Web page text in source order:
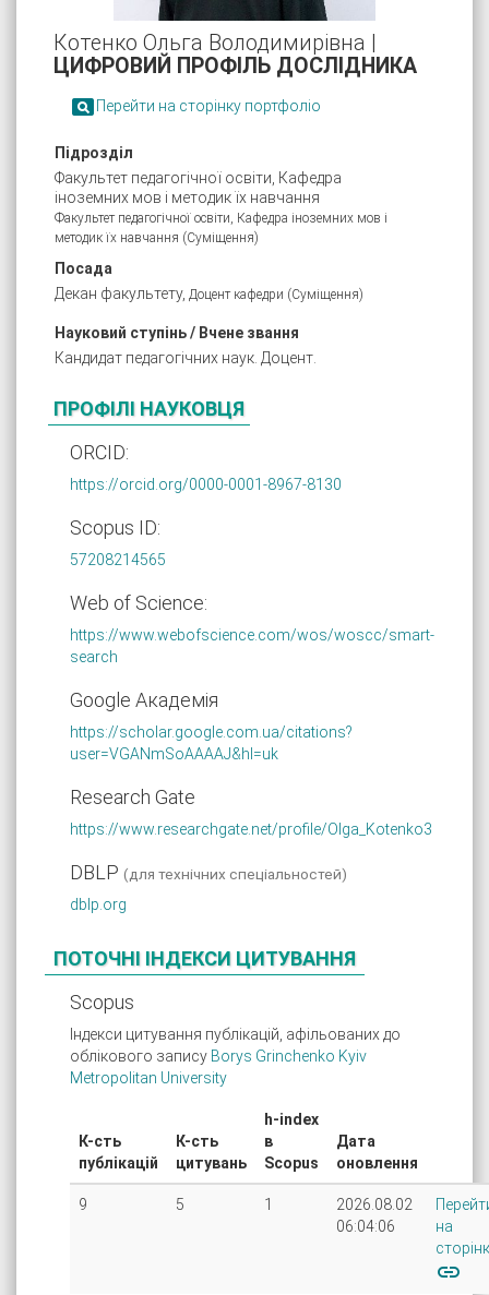
Котенко Ольга Володимирівна |
ЦИФРОВИЙ ПРОФІЛЬ ДОСЛІДНИКА
 Перейти на сторінку портфоліо
Підрозділ
Факультет педагогічної освіти, Кафедра
іноземних мов і методик їх навчання
Факультет педагогічної освіти, Кафедра іноземних мов і
методик їх навчання (Суміщення)
Посада
Декан факультету, Доцент кафедри (Суміщення)
Науковий ступінь / Вчене звання
Кандидат педагогічних наук. Доцент.
ПРОФІЛІ НАУКОВЦЯ
ORCID:
https://orcid.org/0000-0001-8967-8130
Scopus ID:
57208214565
Web of Science:
https://www.webofscience.com/wos/woscc/smart-
search
Google Академія
https://scholar.google.com.ua/citations?
user=VGANmSoAAAAJ&hl=uk
Research Gate
https://www.researchgate.net/profile/Olga_Kotenko3
DBLP (для технічних спеціальностей)
dblp.org
ПОТОЧНІ ІНДЕКСИ ЦИТУВАННЯ
Scopus
Індекси цитування публікацій, афільованих до
облікового запису Borys Grinchenko Kyiv
Metropolitan University
К-сть
публікацій
К-сть
цитувань
h-index
в
Scopus
Дата
оновлення
9 5 1
2026.08.02
06:04:06
на
link